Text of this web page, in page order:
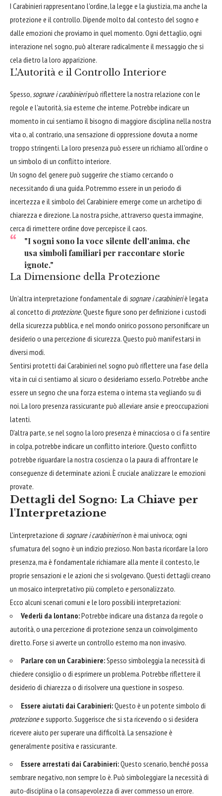
I Carabinieri rappresentano l'ordine, la legge e la giustizia, ma anche la
protezione e il controllo. Dipende molto dal contesto del sogno e
dalle emozioni che proviamo in quel momento. Ogni dettaglio, ogni
interazione nel sogno, può alterare radicalmente il messaggio che si
cela dietro la loro apparizione.
L'Autorità e il Controllo Interiore
Spesso, sognare i carabinieripuò riflettere la nostra relazione con le
regole e l'autorità, sia esterne che interne. Potrebbe indicare un
momento in cui sentiamo il bisogno di maggiore disciplina nella nostra
vita o, al contrario, una sensazione di oppressione dovuta a norme
troppo stringenti. La loro presenza può essere un richiamo all'ordine o
un simbolo di un conflitto interiore.
Un sogno del genere può suggerire che stiamo cercando o
necessitando di una guida. Potremmo essere in un periodo di
incertezza e il simbolo del Carabiniere emerge come un archetipo di
chiarezza e direzione. La nostra psiche, attraverso questa immagine,
cerca di rimettere ordine dove percepisce il caos.
"I sogni sono la voce silente dell'anima, che
usa simboli familiari per raccontare storie
ignote."
La Dimensione della Protezione
Un'altra interpretazione fondamentale di sognare i carabinieriè legata
al concetto di protezione. Queste figure sono per definizione i custodi
della sicurezza pubblica, e nel mondo onirico possono personificare un
desiderio o una percezione di sicurezza. Questo può manifestarsi in
diversi modi.
Sentirsi protetti dai Carabinieri nel sogno può riflettere una fase della
vita in cui ci sentiamo al sicuro o desideriamo esserlo. Potrebbe anche
essere un segno che una forza esterna o interna sta vegliando su di
noi. La loro presenza rassicurante può alleviare ansie e preoccupazioni
latenti.
D'altra parte, se nel sogno la loro presenza è minacciosa o ci fa sentire
in colpa, potrebbe indicare un conflitto interiore. Questo conflitto
potrebbe riguardare la nostra coscienza o la paura di affrontare le
conseguenze di determinate azioni. È cruciale analizzare le emozioni
provate.
Dettagli del Sogno: La Chiave per
l'Interpretazione
L'interpretazione di sognare i carabinierinon è mai univoca; ogni
sfumatura del sogno è un indizio prezioso. Non basta ricordare la loro
presenza, ma è fondamentale richiamare alla mente il contesto, le
proprie sensazioni e le azioni che si svolgevano. Questi dettagli creano
un mosaico interpretativo più completo e personalizzato.
Ecco alcuni scenari comuni e le loro possibili interpretazioni:
Vederli da lontano:Potrebbe indicare una distanza da regole o
autorità, o una percezione di protezione senza un coinvolgimento
diretto. Forse si avverte un controllo esterno ma non invasivo.
Parlare con un Carabiniere:Spesso simboleggia la necessità di
chiedere consiglio o di esprimere un problema. Potrebbe riflettere il
desiderio di chiarezza o di risolvere una questione in sospeso.
Essere aiutati dai Carabinieri:Questo è un potente simbolo di
protezionee supporto. Suggerisce che si sta ricevendo o si desidera
ricevere aiuto per superare una difficoltà. La sensazione è
generalmente positiva e rassicurante.
Essere arrestati dai Carabinieri:Questo scenario, benché possa
sembrare negativo, non sempre lo è. Può simboleggiare la necessità di
auto-disciplina o la consapevolezza di aver commesso un errore.